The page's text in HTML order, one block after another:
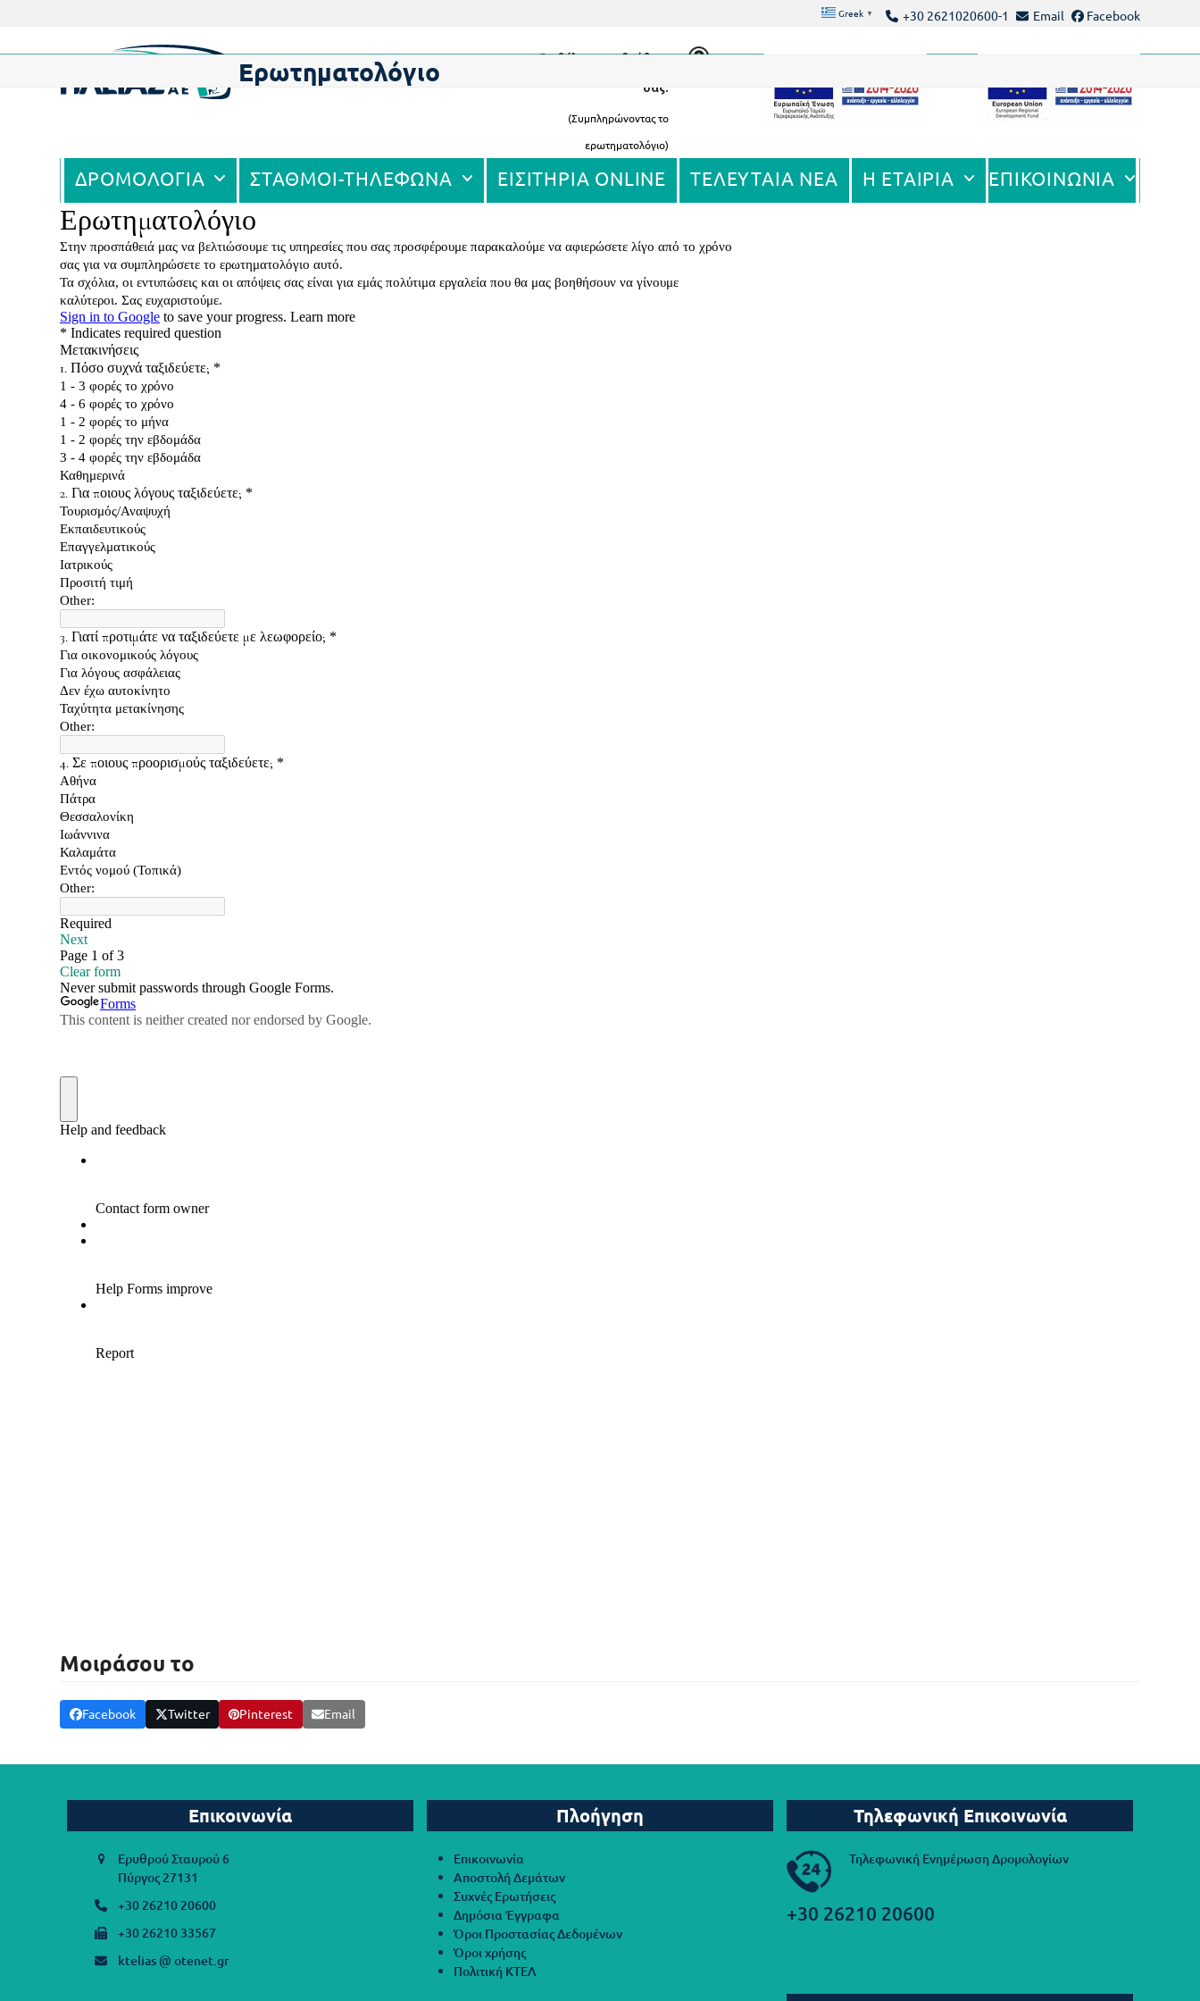
Greek ▼ +30 2621020600-1 Email Facebook
Θα θέλαμε την βοήθεια
σας.
(Συμπληρώνοντας το
ερωτηματολόγιο)
ΔΡΟΜΟΛΟΓΙΑ ΣΤΑΘΜΟΙ-ΤΗΛΕΦΩΝΑ ΕΙΣΙΤΗΡΙΑ ONLINE ΤΕΛΕΥΤΑΙΑ ΝΕΑ Η ΕΤΑΙΡΙΑ ΕΠΙΚΟΙΝΩΝΙΑ
Ερωτηματολόγιο
Μοιράσου το
Facebook Twitter Pinterest Email
Επικοινωνία
Ερυθρού Σταυρού 6
Πύργος 27131
+30 26210 20600
+30 26210 33567
ktelias @ otenet.gr
Πλοήγηση
Επικοινωνία
Αποστολή Δεμάτων
Συχνές Ερωτήσεις
Δημόσια Έγγραφα
Όροι Προστασίας Δεδομένων
Όροι χρήσης
Πολιτική ΚΤΕΛ
Τηλεφωνική Επικοινωνία
Τηλεφωνική Ενημέρωση Δρομολογίων
+30 26210 20600